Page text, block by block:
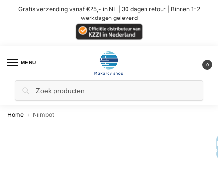
Gratis verzending vanaf €25,- in NL | 30 dagen retour | Binnen 1-2
werkdagen geleverd
MENU 0
Home / Niimbot